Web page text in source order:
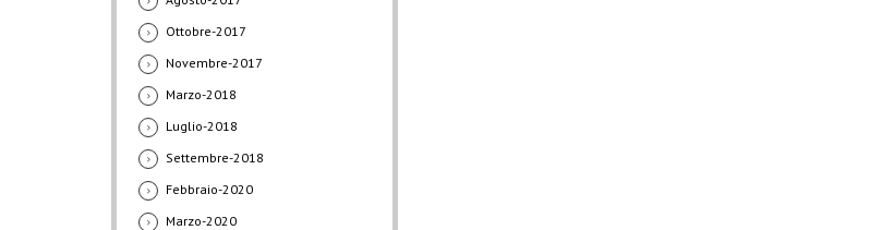
Ottobre-2017
Novembre-2017
Marzo-2018
Luglio-2018
Settembre-2018
Febbraio-2020
Marzo-2020